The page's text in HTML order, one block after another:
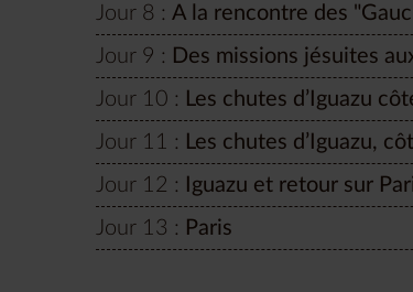
Jour 8 : A la rencontre des
Jour 9 : Des missions jésuites
Jour 10 : Les chutes d’Iguazu
Jour 11 : Les chutes d’Iguazu,
Jour 12 :
Iguazu et retour sur
Jour 13 : Paris